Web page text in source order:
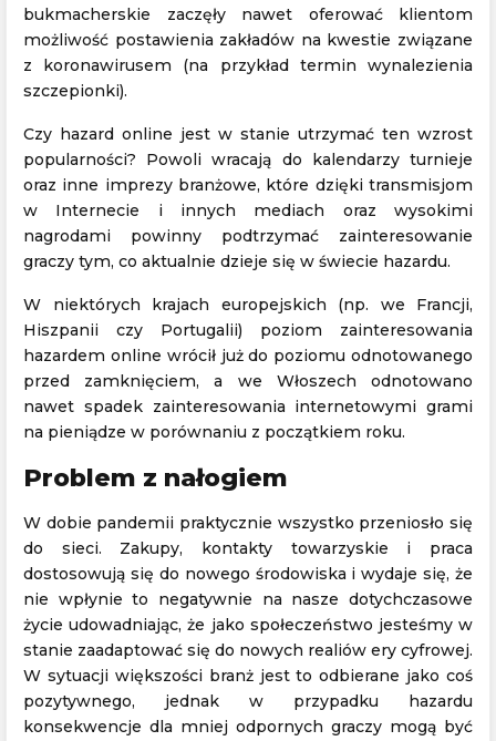
bukmacherskie zaczęły nawet oferować klientom
możliwość postawienia zakładów na kwestie związane
z koronawirusem (na przykład termin wynalezienia
szczepionki).
Czy hazard online jest w stanie utrzymać ten wzrost
popularności? Powoli wracają do kalendarzy turnieje
oraz inne imprezy branżowe, które dzięki transmisjom
w Internecie i innych mediach oraz wysokimi
nagrodami powinny podtrzymać zainteresowanie
graczy tym, co aktualnie dzieje się w świecie hazardu.
W niektórych krajach europejskich (np. we Francji,
Hiszpanii czy Portugalii) poziom zainteresowania
hazardem online wrócił już do poziomu odnotowanego
przed zamknięciem, a we Włoszech odnotowano
nawet spadek zainteresowania internetowymi grami
na pieniądze w porównaniu z początkiem roku.
Problem z nałogiem
W dobie pandemii praktycznie wszystko przeniosło się
do sieci. Zakupy, kontakty towarzyskie i praca
dostosowują się do nowego środowiska i wydaje się, że
nie wpłynie to negatywnie na nasze dotychczasowe
życie udowadniając, że jako społeczeństwo jesteśmy w
stanie zaadaptować się do nowych realiów ery cyfrowej.
W sytuacji większości branż jest to odbierane jako coś
pozytywnego, jednak w przypadku hazardu
konsekwencje dla mniej odpornych graczy mogą być